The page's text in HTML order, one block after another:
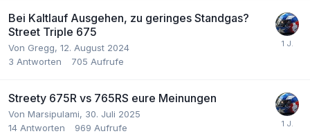
Bei Kaltlauf Ausgehen, zu geringes Standgas?
Street Triple 675
Von Gregg, 12. August 2024
3 Antworten 705 Aufrufe
Streety 675R vs 765RS eure Meinungen
Von Marsipulami, 30. Juli 2025
14 Antworten 969 Aufrufe